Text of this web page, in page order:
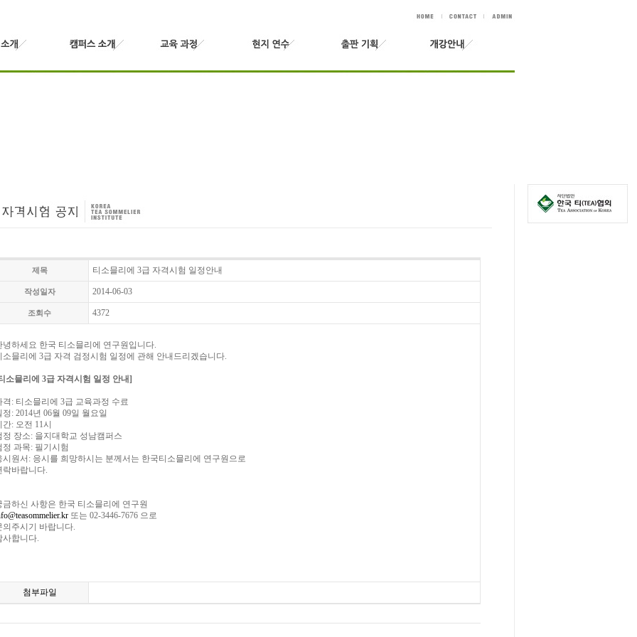
제목 티소믈리에 3급 자격시험 일정안내
작성일자 2014-06-03
조회수 4372
녕하세요 한국 티소믈리에 연구원입니다.
소믈리에 3급 자격 검정시험 일정에 관해 안내드리겠습니다.
소믈리에 3급 자격시험 일정 안내]
격: 티소믈리에 3급 교육과정 수료
정: 2014년 06월 09일 월요일
간: 오전 11시
정 장소: 을지대학교 성남캠퍼스
정 과목: 필기시험
시원서: 응시를 희망하시는 분께서는 한국티소믈리에 연구원으로
락바랍니다.
금하신 사항은 한국 티소믈리에 연구원
또는 02-3446-7676 으로
의주시기 바랍니다.
사합니다.
첨부파일